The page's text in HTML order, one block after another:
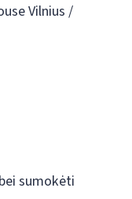
Vilnius /
sumokėti